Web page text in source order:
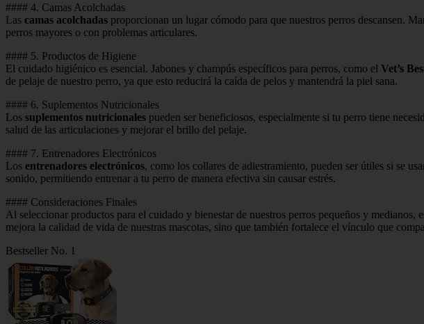
#### 4. Camas Acolchadas
Las camas acolchadas proporcionan un lugar cómodo para que nuestros perros descansen.
perros mayores o con problemas articulares.
#### 5. Productos de Higiene
El cuidado higiénico es esencial. Jabones y champús específicos para perros, como el Vet’s
de pelaje de nuestro perro, ya que esto reducirá la caída de pelos y mantendrá la piel sana.
#### 6. Suplementos Nutricionales
Los suplementos nutricionales pueden ser beneficiosos, especialmente si tu perro tiene
salud de las articulaciones y mejorar el brillo del pelaje.
#### 7. Entrenadores Electrónicos
Los entrenadores electrónicos, como los collares de adiestramiento, pueden ser útiles si se
sonido, permitiendo entrenar a tu perro de manera efectiva sin causar estrés.
#### Consideraciones Finales
Al seleccionar productos para el cuidado y bienestar de nuestros perros pequeños y
mejora la calidad de vida de nuestras mascotas, sino que también fortalece el vínculo que
Bestseller No. 1